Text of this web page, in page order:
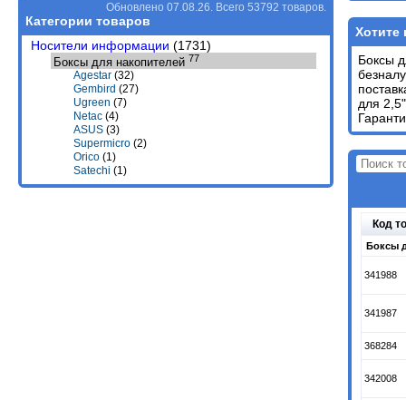
Обновлено 07.08.26. Всего 53792 товаров.
Категории товаров
Носители информации (1731)
Боксы для накопителей 77
Agestar (32)
Gembird (27)
Ugreen (7)
Netac (4)
ASUS (3)
Supermicro (2)
Orico (1)
Satechi (1)
Хотите
Боксы
для
Код
Боксы
341988
341987
368284
342008